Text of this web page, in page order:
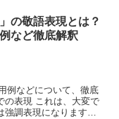
の敬語表現とは？
など徹底解釈
例などについて、徹底
の表現 これは、大変で
強調表現になります。